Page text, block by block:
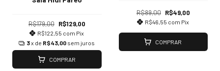
R$179,00 R$129,00
R$122,55 com Pix
3x de R$43,00 sem juros
COMPRAR
R$89,00 R$49,00
R$46,55 com Pix
COMPRAR